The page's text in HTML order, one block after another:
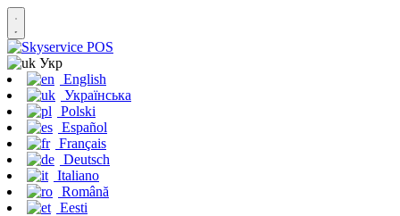
Укр
English
Українська
Polski
Español
Français
Deutsch
Italiano
Română
Eesti